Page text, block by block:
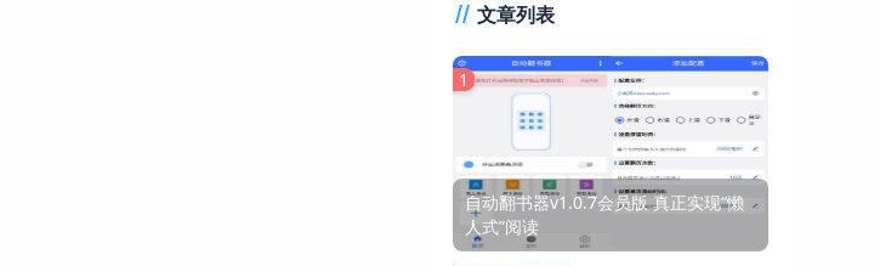
文章列表
1
自动翻书器v1.0.7会员版 真正实现“懒
人式”阅读